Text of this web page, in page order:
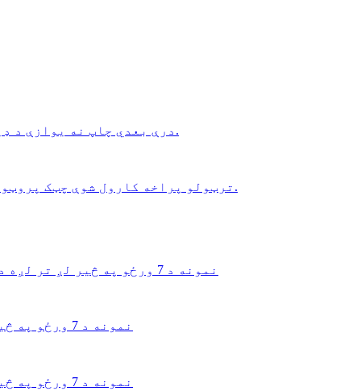
درې بعدي چاپ نه یوازې د ډیزاین چک کولو لپاره یو چټک پروټوټایپ پروسه ده بلکې د کوچني حجم ترتیب لپاره غوره انتخاب هم دی.
سټیریو لیتوګرافي (SLA) ترټولو پراخه کارول شوې چټک پروټوټایپ ټیکنالوژي ده. دا کولی شي خورا دقیق او مفصل پولیمر برخې تولید کړي.
د DFM وړیا فیډبیک او سپارښتنه د مسلکي محصول ډیزاین اصلاح کول د T1 نمونه د 7 ورځو په څیر لږ تر لږه د اعتبار بشپړ ازموینې پروسه
وړیا DFM فیډبیک او مشاور د مسلکي محصول ډیزاین اصلاح کول د مولډ فلو، میخانیکي سمولیشن T1 نمونه د 7 ورځو په څیر لږ
وړیا DFM فیډبیک او مشاور د مسلکي محصول ډیزاین اصلاح کول د مولډ فلو، میخانیکي سمولیشن T1 نمونه د 7 ورځو په څیر لږ